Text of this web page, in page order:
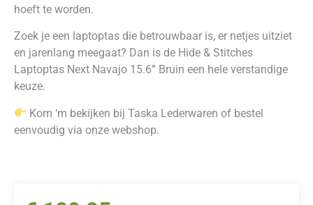
hoeft te worden.
Zoek je een laptoptas die betrouwbaar is, er netjes uitziet
en jarenlang meegaat? Dan is de Hide & Stitches
Laptoptas Next Navajo 15.6” Bruin een hele verstandige
keuze.
Kom ‘m bekijken bij Taska Lederwaren of bestel
eenvoudig via onze webshop.